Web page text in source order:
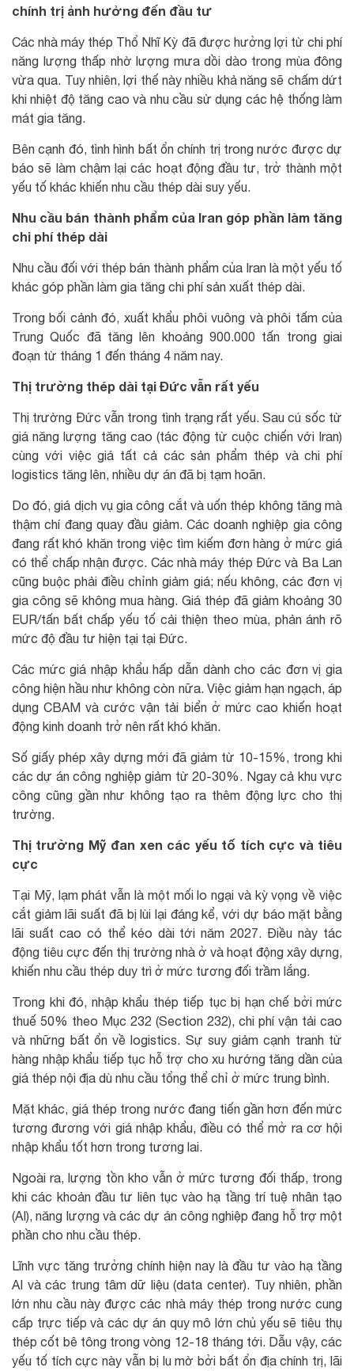
chính trị ảnh hưởng đến đầu tư
Các nhà máy thép Thổ Nhĩ Kỳ đã được hưởng lợi từ chi phí
năng lượng thấp nhờ lượng mưa dồi dào trong mùa đông
vừa qua. Tuy nhiên, lợi thế này nhiều khả năng sẽ chấm dứt
khi nhiệt độ tăng cao và nhu cầu sử dụng các hệ thống làm
mát gia tăng.
Bên cạnh đó, tình hình bất ổn chính trị trong nước được dự
báo sẽ làm chậm lại các hoạt động đầu tư, trở thành một
yếu tố khác khiến nhu cầu thép dài suy yếu.
Nhu cầu bán thành phẩm của Iran góp phần làm tăng
chi phí thép dài
Nhu cầu đối với thép bán thành phẩm của Iran là một yếu tố
khác góp phần làm gia tăng chi phí sản xuất thép dài.
Trong bối cảnh đó, xuất khẩu phôi vuông và phôi tấm của
Trung Quốc đã tăng lên khoảng 900.000 tấn trong giai
đoạn từ tháng 1 đến tháng 4 năm nay.
Thị trường thép dài tại Đức vẫn rất yếu
Thị trường Đức vẫn trong tình trạng rất yếu. Sau cú sốc từ
giá năng lượng tăng cao (tác động từ cuộc chiến với Iran)
cùng với việc giá tất cả các sản phẩm thép và chi phí
logistics tăng lên, nhiều dự án đã bị tạm hoãn.
Do đó, giá dịch vụ gia công cắt và uốn thép không tăng mà
thậm chí đang quay đầu giảm. Các doanh nghiệp gia công
đang rất khó khăn trong việc tìm kiếm đơn hàng ở mức giá
có thể chấp nhận được. Các nhà máy thép Đức và Ba Lan
cũng buộc phải điều chỉnh giảm giá; nếu không, các đơn vị
gia công sẽ không mua hàng. Giá thép đã giảm khoảng 30
EUR/tấn bất chấp yếu tố cải thiện theo mùa, phản ánh rõ
mức độ đầu tư hiện tại tại Đức.
Các mức giá nhập khẩu hấp dẫn dành cho các đơn vị gia
công hiện hầu như không còn nữa. Việc giảm hạn ngạch, áp
dụng CBAM và cước vận tải biển ở mức cao khiến hoạt
động kinh doanh trở nên rất khó khăn.
Số giấy phép xây dựng mới đã giảm từ 10-15%, trong khi
các dự án công nghiệp giảm từ 20-30%. Ngay cả khu vực
công cũng gần như không tạo ra thêm động lực cho thị
trường.
Thị trường Mỹ đan xen các yếu tố tích cực và tiêu
cực
Tại Mỹ, lạm phát vẫn là một mối lo ngại và kỳ vọng về việc
cắt giảm lãi suất đã bị lùi lại đáng kể, với dự báo mặt bằng
lãi suất cao có thể kéo dài tới năm 2027. Điều này tác
động tiêu cực đến thị trường nhà ở và hoạt động xây dựng,
khiến nhu cầu thép duy trì ở mức tương đối trầm lắng.
Trong khi đó, nhập khẩu thép tiếp tục bị hạn chế bởi mức
thuế 50% theo Mục 232 (Section 232), chi phí vận tải cao
và những bất ổn về logistics. Sự suy giảm cạnh tranh từ
hàng nhập khẩu tiếp tục hỗ trợ cho xu hướng tăng dần của
giá thép nội địa dù nhu cầu tổng thể chỉ ở mức trung bình.
Mặt khác, giá thép trong nước đang tiến gần hơn đến mức
tương đương với giá nhập khẩu, điều có thể mở ra cơ hội
nhập khẩu tốt hơn trong tương lai.
Ngoài ra, lượng tồn kho vẫn ở mức tương đối thấp, trong
khi các khoản đầu tư liên tục vào hạ tầng trí tuệ nhân tạo
(AI), năng lượng và các dự án công nghiệp đang hỗ trợ một
phần cho nhu cầu thép.
Lĩnh vực tăng trưởng chính hiện nay là đầu tư vào hạ tầng
AI và các trung tâm dữ liệu (data center). Tuy nhiên, phần
lớn nhu cầu này được các nhà máy thép trong nước cung
cấp trực tiếp và các dự án quy mô lớn chủ yếu sẽ tiêu thụ
thép cốt bê tông trong vòng 12-18 tháng tới. Dẫu vậy, các
yếu tố tích cực này vẫn bị lu mờ bởi bất ổn địa chính trị, lãi